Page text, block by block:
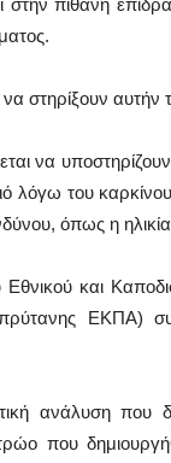
πιθανή
αυτήν
να
λόγω του
όπως η
Εθνικού και
ΕΚΠΑ)
ανάλυση που
που